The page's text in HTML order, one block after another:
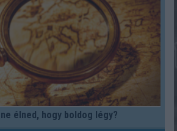
élned, hogy boldog légy?